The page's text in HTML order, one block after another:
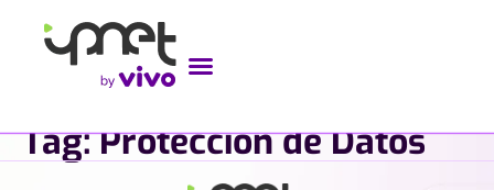
Tag:Protección de Datos